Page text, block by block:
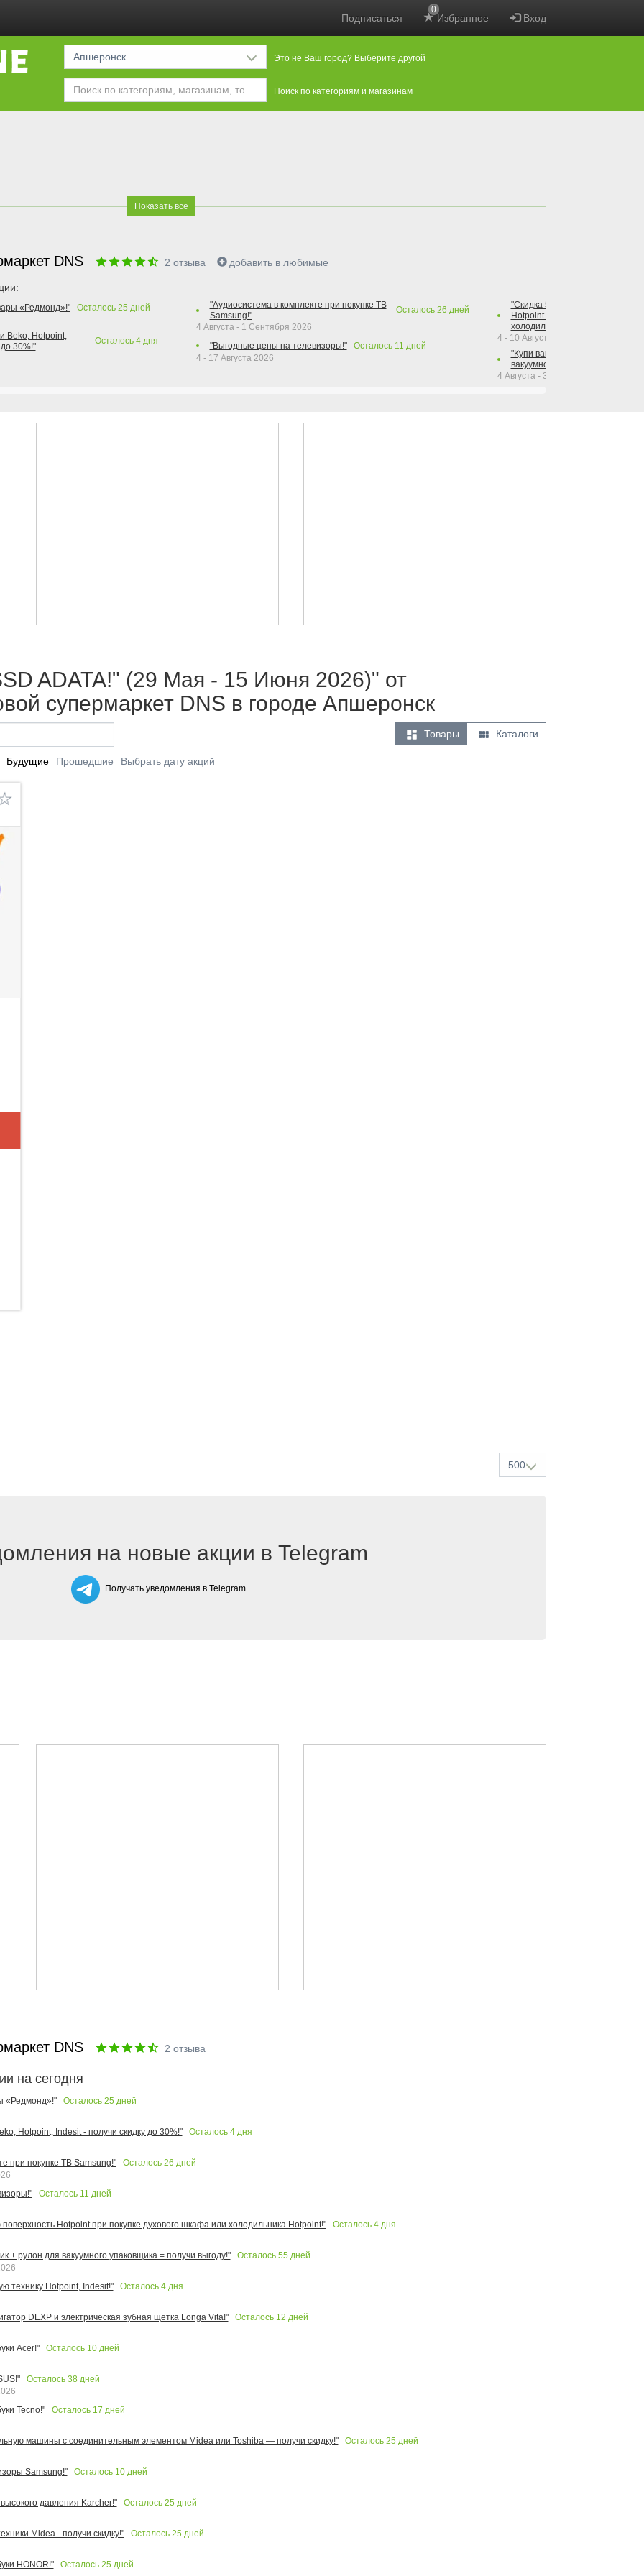
Подписаться Избранное
0
Вход
Апшеронск Это не Ваш город? Выберите другой
Поиск по категориям и магазинам
Показать все
DNS 2 отзыва добавить в любимые
«Редмонд»!" Осталось 25 дней
Beko, Hotpoint,
30%!"
Осталось 4дня
"Аудиосистема в комплекте при покупке ТВ
Samsung!"
Осталось 26 дней
4 Августа - 1 Сентября 2026
"Выгодные цены на телевизоры!"
Осталось 11 дней
4 - 17 Августа 2026
"Скидка 50% на варочную
Hotpoint при покупке духового
холодильника Hotpoint!"
4 - 10 Августа 2026
"Купи вакуумный упаковщик +
вакуумного упаковщика =
4 Августа - 30 Сентября 2026
ADATA!" (29 Мая - 15 Июня 2026)" от
супермаркет DNS в городе Апшеронск
 Товары  Каталоги
Будущие Прошедшие Выбрать дату акций
500
на новые акции в Telegram
Получать уведомления в Telegram
DNS 2 отзыва
на сегодня
«Редмонд»!" Осталось 25 дней
Hotpoint, Indesit - получи скидку до 30%!" Осталось 4дня
при покупке ТВ Samsung!" Осталось 26 дней
Осталось 11 дней
Hotpoint при покупке духового шкафа или холодильника Hotpoint!" Осталось 4дня
+ рулон для вакуумного упаковщика = получи выгоду!" Осталось 55 дней
технику Hotpoint, Indesit!"
Осталось 4дня
DEXP и электрическая зубная щетка Longa Vita!" Осталось 12 дней
Acer!" Осталось 10дней
Осталось 38дней
Tecno!"
Осталось 17 дней
машины с соединительным элементом Midea или Toshiba — получи скидку!" Осталось 25 дней
Samsung!" Осталось 10дней
давления Karcher!" Осталось 25 дней
Midea - получи скидку!" Осталось 25 дней
HONOR!" Осталось 25 дней